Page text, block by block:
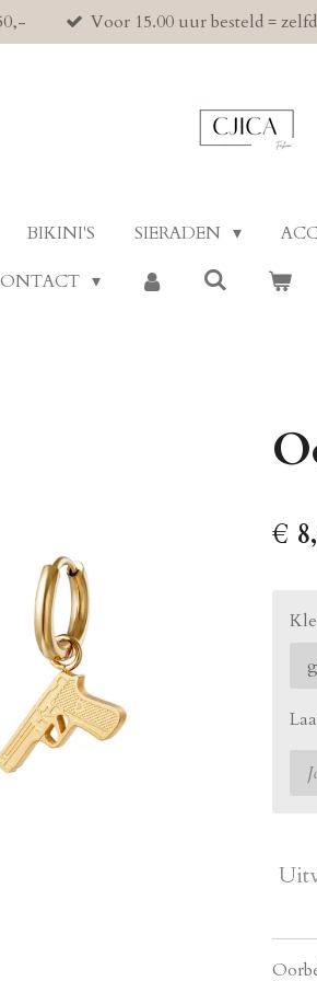
Voor 15.00 uur besteld =
BIKINI'S SIERADEN
€